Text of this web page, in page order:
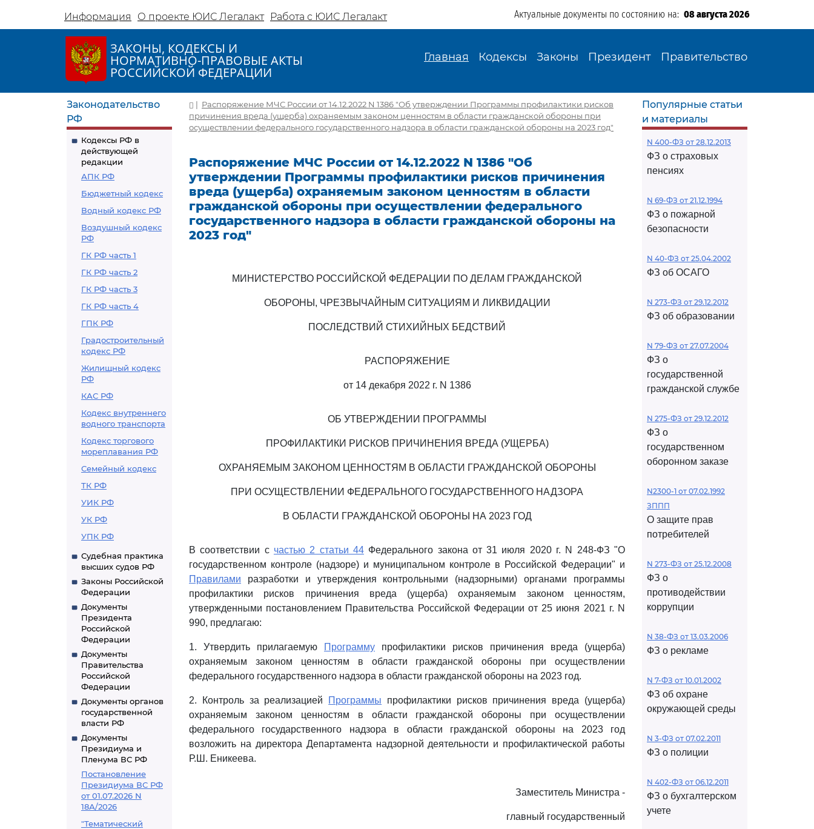
Информация О проекте ЮИС Легалакт Работа с ЮИС Легалакт Актуальные документы по состоянию на: 08 августа 2026
ЗАКОНЫ, КОДЕКСЫ И
НОРМАТИВНО-ПРАВОВЫЕ АКТЫ
РОССИЙСКОЙ ФЕДЕРАЦИИ
Главная Кодексы Законы Президент Правительство
Законодательство
РФ
Кодексы РФ в
действующей
редакции
АПК РФ
Бюджетный кодекс
Водный кодекс РФ
Воздушный кодекс
РФ
ГК РФ часть 1
ГК РФ часть 2
ГК РФ часть 3
ГК РФ часть 4
ГПК РФ
Градостроительный
кодекс РФ
Жилищный кодекс
РФ
КАС РФ
Кодекс внутреннего
водного транспорта
Кодекс торгового
мореплавания РФ
Семейный кодекс
ТК РФ
УИК РФ
УК РФ
УПК РФ
Судебная практика
высших судов РФ
Законы Российской
Федерации
Документы
Президента
Российской
Федерации
Документы
Правительства
Российской
Федерации
Документы органов
государственной
власти РФ
Документы
Президиума и
Пленума ВС РФ
Постановление
Президиума ВС РФ
от 01.07.2026 N
18А/2026
"Тематический
| Распоряжение МЧС России от 14.12.2022 N 1386 "Об утверждении Программы профилактики рисков
причинения вреда (ущерба) охраняемым законом ценностям в области гражданской обороны при
осуществлении федерального государственного надзора в области гражданской обороны на 2023 год"
Распоряжение МЧС России от 14.12.2022 N 1386 "Об
утверждении Программы профилактики рисков причинения
вреда (ущерба) охраняемым законом ценностям в области
гражданской обороны при осуществлении федерального
государственного надзора в области гражданской обороны на
2023 год"
МИНИСТЕРСТВО РОССИЙСКОЙ ФЕДЕРАЦИИ ПО ДЕЛАМ ГРАЖДАНСКОЙ
ОБОРОНЫ, ЧРЕЗВЫЧАЙНЫМ СИТУАЦИЯМ И ЛИКВИДАЦИИ
ПОСЛЕДСТВИЙ СТИХИЙНЫХ БЕДСТВИЙ
РАСПОРЯЖЕНИЕ
от 14 декабря 2022 г. N 1386
ОБ УТВЕРЖДЕНИИ ПРОГРАММЫ
ПРОФИЛАКТИКИ РИСКОВ ПРИЧИНЕНИЯ ВРЕДА (УЩЕРБА)
ОХРАНЯЕМЫМ ЗАКОНОМ ЦЕННОСТЯМ В ОБЛАСТИ ГРАЖДАНСКОЙ ОБОРОНЫ
ПРИ ОСУЩЕСТВЛЕНИИ ФЕДЕРАЛЬНОГО ГОСУДАРСТВЕННОГО НАДЗОРА
В ОБЛАСТИ ГРАЖДАНСКОЙ ОБОРОНЫ НА 2023 ГОД
В соответствии с частью 2 статьи 44Федерального закона от 31 июля 2020 г. N 248-ФЗ "О
государственном контроле (надзоре) и муниципальном контроле в Российской Федерации" и
Правилами разработки и утверждения контрольными (надзорными) органами программы
профилактики рисков причинения вреда (ущерба) охраняемым законом ценностям,
утвержденными постановлением Правительства Российской Федерации от 25 июня 2021 г. N
990, предлагаю:
1. Утвердить прилагаемую Программу профилактики рисков причинения вреда (ущерба)
охраняемым законом ценностям в области гражданской обороны при осуществлении
федерального государственного надзора в области гражданской обороны на 2023 год.
2. Контроль за реализацией Программы профилактики рисков причинения вреда (ущерба)
охраняемым законом ценностям в области гражданской обороны при осуществлении
федерального государственного надзора в области гражданской обороны на 2023 год
возложить на директора Департамента надзорной деятельности и профилактической работы
Р.Ш. Еникеева.
Заместитель Министра -
главный государственный
Популярные статьи
и материалы
N 400-ФЗ от 28.12.2013
ФЗ о страховых
пенсиях
N 69-ФЗ от 21.12.1994
ФЗ о пожарной
безопасности
N 40-ФЗ от 25.04.2002
ФЗ об ОСАГО
N 273-ФЗ от 29.12.2012
ФЗ об образовании
N 79-ФЗ от 27.07.2004
ФЗ о
государственной
гражданской службе
N 275-ФЗ от 29.12.2012
ФЗ о
государственном
оборонном заказе
N2300-1 от 07.02.1992
ЗППП
О защите прав
потребителей
N 273-ФЗ от 25.12.2008
ФЗ о
противодействии
коррупции
N 38-ФЗ от 13.03.2006
ФЗ о рекламе
N 7-ФЗ от 10.01.2002
ФЗ об охране
окружающей среды
N 3-ФЗ от 07.02.2011
ФЗ о полиции
N 402-ФЗ от 06.12.2011
ФЗ о бухгалтерском
учете